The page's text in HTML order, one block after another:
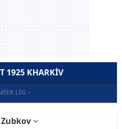
1925 KHARKIV
LIG